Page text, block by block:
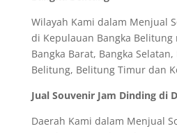
Wilayah Kami dalam Menjual
di Kepulauan Bangka Belitung
Bangka Barat, Bangka
Belitung, Belitung Timur dan
Jual Souvenir Jam Dinding di
Daerah Kami dalam Menjual